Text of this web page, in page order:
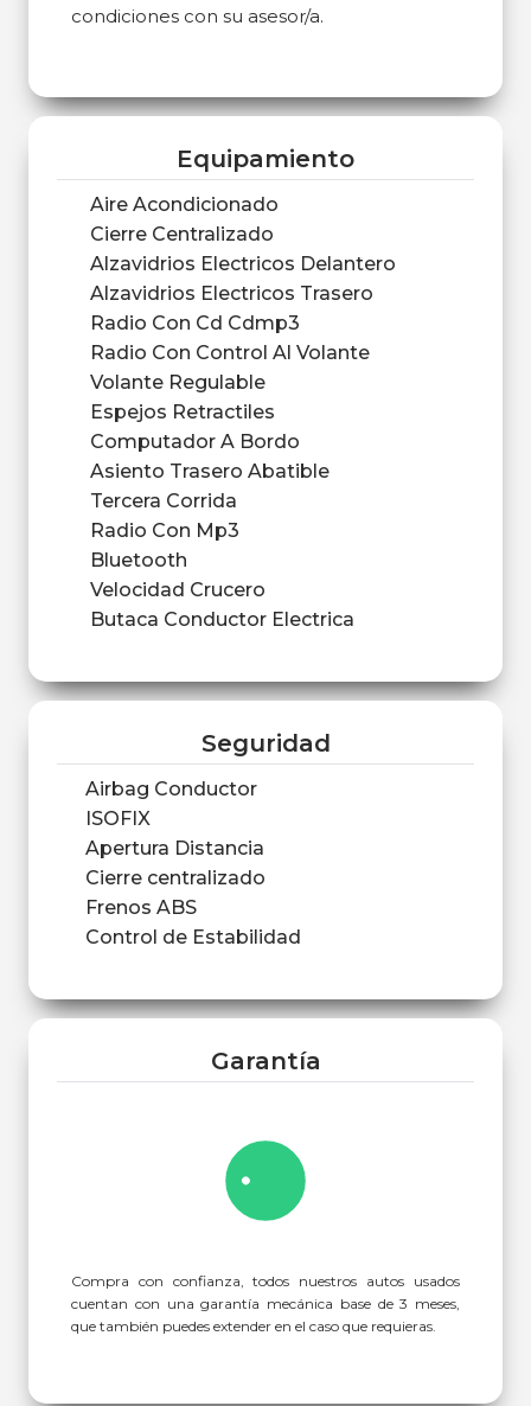
condiciones con su asesor/a.
Equipamiento
Aire Acondicionado
Cierre Centralizado
Alzavidrios Electricos Delantero
Alzavidrios Electricos Trasero
Radio Con Cd Cdmp3
Radio Con Control Al Volante
Volante Regulable
Espejos Retractiles
Computador A Bordo
Asiento Trasero Abatible
Tercera Corrida
Radio Con Mp3
Bluetooth
Velocidad Crucero
Butaca Conductor Electrica
Seguridad
Airbag Conductor
ISOFIX
Apertura Distancia
Cierre centralizado
Frenos ABS
Control de Estabilidad
Garantía
Compra con confianza, todos nuestros autos usados
cuentan con una garantía mecánica base de 3 meses,
que también puedes extender en el caso que requieras.